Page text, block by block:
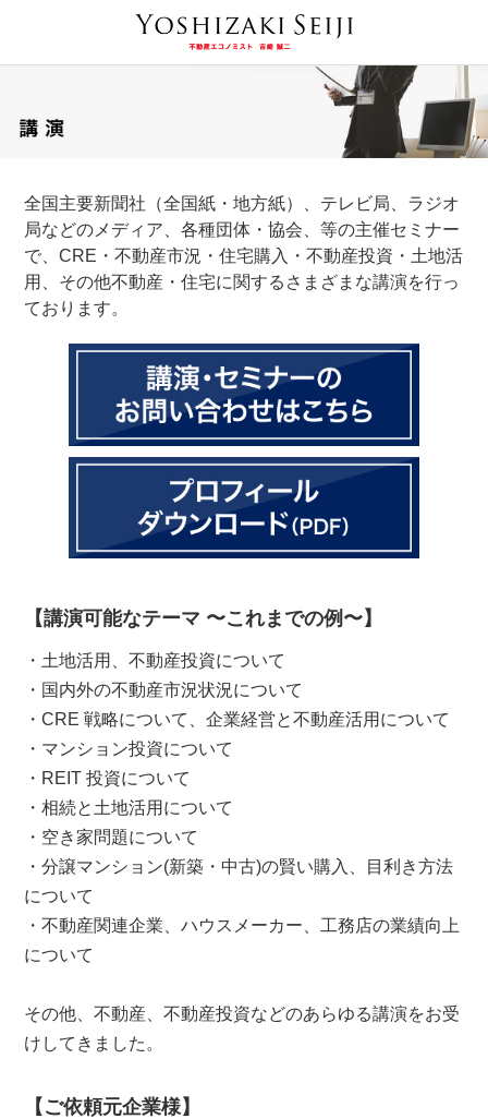
全国主要新聞社（全国紙・地方紙）、テレビ局、ラジオ
局などのメディア、各種団体・協会、等の主催セミナー
で、CRE・不動産市況・住宅購入・不動産投資・土地活
用、その他不動産・住宅に関するさまざまな講演を行っ
ております。
【講演可能なテーマ 〜これまでの例〜】
・土地活用、不動産投資について
・国内外の不動産市況状況について
・CRE 戦略について、企業経営と不動産活用について
・マンション投資について
・REIT 投資について
・相続と土地活用について
・空き家問題について
・分譲マンション(新築・中古)の賢い購入、目利き方法
について
・不動産関連企業、ハウスメーカー、工務店の業績向上
について
その他、不動産、不動産投資などのあらゆる講演をお受
けしてきました。
【ご依頼元企業様】